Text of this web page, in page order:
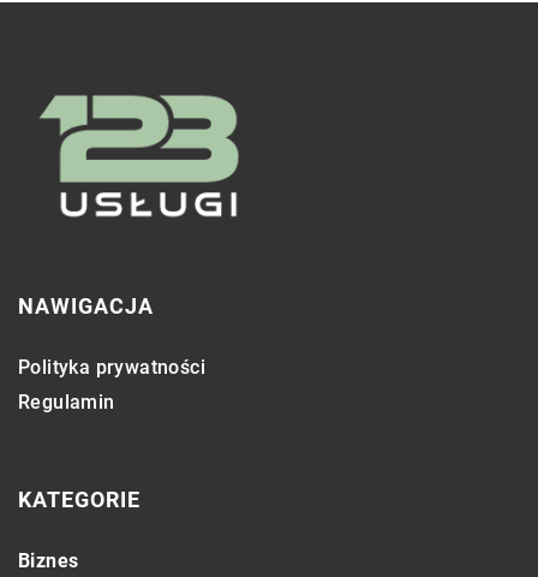
NAWIGACJA
Polityka prywatności
Regulamin
KATEGORIE
Biznes